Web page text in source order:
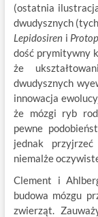
(ostatnia
dwudysznych
Lepidosireni
dość prymitywny
że
dwudysznych
innowacja
że mózgi ryb
pewne
jednak
niemalże
Clement i
budowa mózgu
zwierząt.